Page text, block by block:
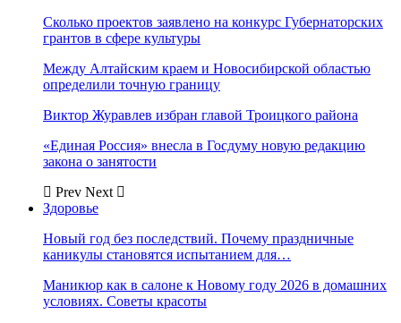
Сколько проектов заявлено на конкурс Губернаторских
грантов в сфере культуры
Между Алтайским краем и Новосибирской областью
определили точную границу
Виктор Журавлев избран главой Троицкого района
«Единая Россия» внесла в Госдуму новую редакцию
закона о занятости
Prev Next
Здоровье
Новый год без последствий. Почему праздничные
каникулы становятся испытанием для…
Маникюр как в салоне к Новому году 2026 в домашних
условиях. Советы красоты